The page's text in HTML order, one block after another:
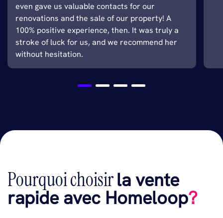
even gave us valuable contacts for our
renovations and the sale of our property! A
100% positive experience, then. It was truly a
stroke of luck for us, and we recommend her
without hesitation.
Pourquoi choisirla vente
rapide avec Homeloop?